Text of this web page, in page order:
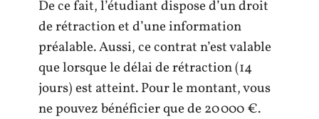
De ce fait, l’étudiant dispose d’un droit
de rétraction et d’une information
préalable. Aussi, ce contrat n’est valable
que lorsque le délai de rétraction (14
jours) est atteint. Pour le montant, vous
ne pouvez bénéficier que de 20 000 €.